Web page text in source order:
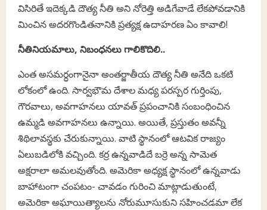
విసిరితే ఇదెక్కడి దౌత్య నీతి అని నోరెత్తి అడిగేవాడే లేకపోవడానికి
మించిన అదరగొండితనానికి ప్రత్యక్ష ఉదాహరణ ఏం కావాలి!
నీతినియమాలు, నిబంధనలు గాలికొదిలి..
ఎంత అసమర్ధంగానైనా అంతర్జాతీయ దౌత్య నీతి అనేది ఒకటి
లోకంలో ఉంది. సార్వభౌమ దేశాల మధ్య పరస్పర గుర్తింపు,
గౌరవాలు, అవగాహనలు యావత్ ప్రపంచానికి సంబంధించిన
ఉమ్మడి అవగాహనలు ఉన్నాయి. అయితే, ప్రస్తుతం అవన్నీ
శిథిలావస్థకు చేరుకున్నాయి. వాటి స్థానంలో ఆటవిక రాజ్యం
ఏలుబడిలోకి వచ్చింది. కర్ర ఉన్నవాడిదే బర్రె అన్న సామెత
అక్షరాలా అమలవుతోంది. అమెరికా అధ్యక్ష స్థానంలో ఉన్నవాడు
బాహాటంగా చంపటం- చావడం గురించి మాట్లాడుతుంటే,
అమెరికా అఘాయిత్యాలను నోరుమూసుకుని సహించడమా లేక